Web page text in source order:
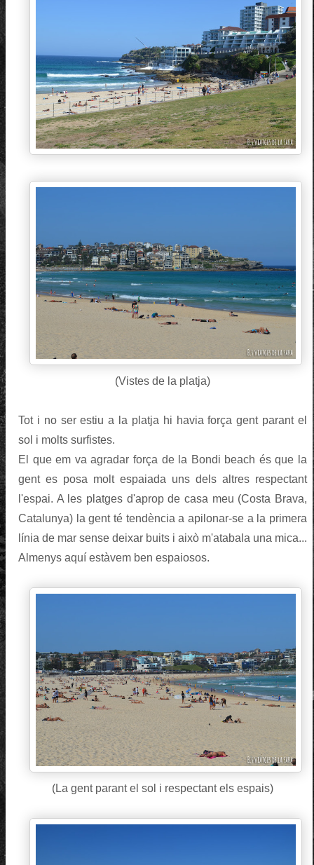
(Vistes de la platja)
Tot i no ser estiu a la platja hi havia força gent parant el
sol i molts surfistes.
El que em va agradar força de la Bondi beach és que la
gent es posa molt espaiada uns dels altres respectant
l'espai. A les platges d'aprop de casa meu (Costa Brava,
Catalunya) la gent té tendència a apilonar-se a la primera
línia de mar sense deixar buits i això m'atabala una mica...
Almenys aquí estàvem ben espaiosos.
(La gent parant el sol i respectant els espais)